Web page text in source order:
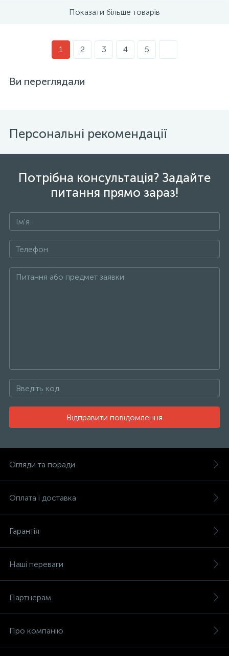
Показати більше товарів
1 2 3 4 5
Ви переглядали
Персональні рекомендації
Потрібна консультація? Задайте
питання прямо зараз!
Відправити повідомлення
Огляди та поради
Оплата і доставка
Гарантія
Наші переваги
Партнерам
Про компанію